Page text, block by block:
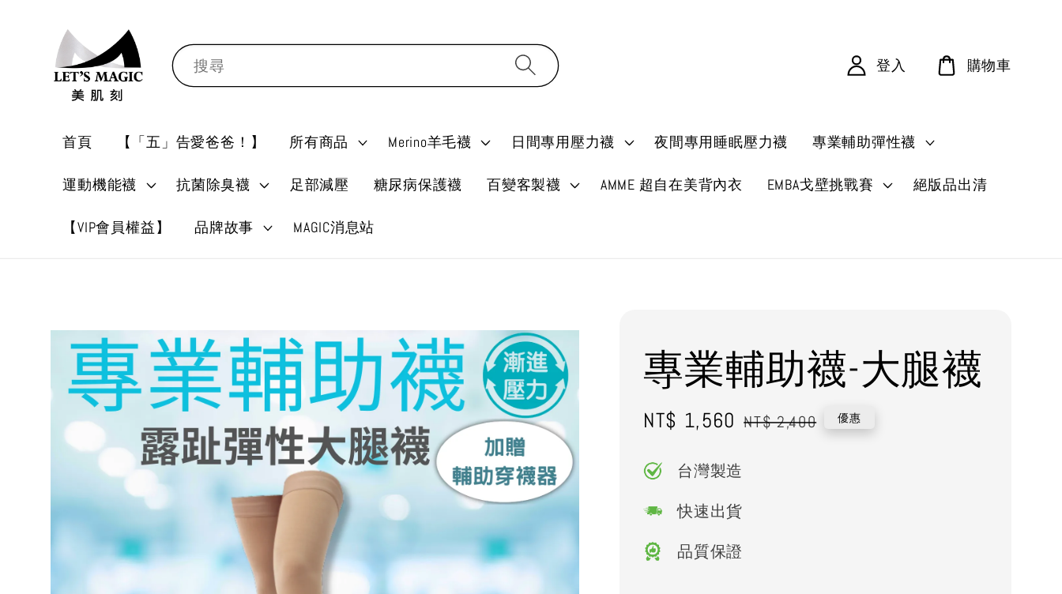
搜尋
首頁 【「五」告愛爸爸！】 所有商品 Merino羊毛襪 日間專用壓力襪 夜間專用睡眠壓力襪 專業輔助彈性襪
運動機能襪 抗菌除臭襪 足部減壓 糖尿病保護襪 百變客製襪 AMME 超自在美背內衣 EMBA戈壁挑戰賽 絕版品出清
【VIP會員權益】 品牌故事 MAGIC消息站
登入 購物車
專業輔助襪-大腿襪
Sale
NT$ 1,560 Regular
NT$ 2,400 優惠
台灣製造
快速出貨
品質保證